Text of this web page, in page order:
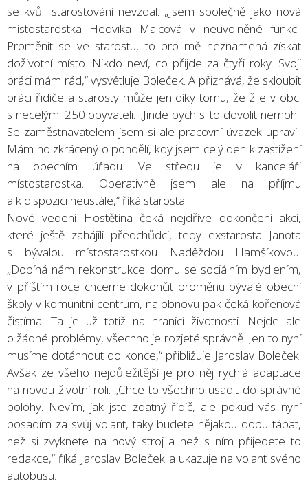
se kvůli starostování nevzdal. „Jsem společně jako nová
místostarostka Hedvika Malcová v neuvolněné funkci.
Proměnit se ve starostu, to pro mě neznamená získat
doživotní místo. Nikdo neví, co přijde za čtyři roky. Svoji
práci mám rád,“ vysvětluje Boleček. A přiznává, že skloubit
práci řidiče a starosty může jen díky tomu, že žije v obci
s necelými 250 obyvateli. „Jinde bych si to dovolit nemohl.
Se zaměstnavatelem jsem si ale pracovní úvazek upravil.
Mám ho zkrácený o pondělí, kdy jsem celý den k zastižení
na obecním úřadu. Ve středu je v kanceláři
místostarostka. Operativně jsem ale na příjmu
a k dispozici neustále,“ říká starosta.
Nové vedení Hostětína čeká nejdříve dokončení akcí,
které ještě zahájili předchůdci, tedy exstarosta Janota
s bývalou místostarostkou Naděždou Hamšíkovou.
„Dobíhá nám rekonstrukce domu se sociálním bydlením,
v příštím roce chceme dokončit proměnu bývalé obecní
školy v komunitní centrum, na obnovu pak čeká kořenová
čistírna. Ta je už totiž na hranici životnosti. Nejde ale
o žádné problémy, všechno je rozjeté správně. Jen to nyní
musíme dotáhnout do konce,“ přibližuje Jaroslav Boleček.
Avšak ze všeho nejdůležitější je pro něj rychlá adaptace
na novou životní roli. „Chce to všechno usadit do správné
polohy. Nevím, jak jste zdatný řidič, ale pokud vás nyní
posadím za svůj volant, taky budete nějakou dobu tápat,
než si zvyknete na nový stroj a než s ním přijedete to
redakce,“ říká Jaroslav Boleček a ukazuje na volant svého
autobusu.